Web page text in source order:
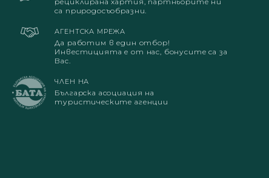
са природосъобразни.
АГЕНТСКА МРЕЖА
Да работим в един отбор!
Инвестицията е от нас, бонусите са за
Вас.
ЧЛЕН НА
Българска асоциация на
туристическите агенции